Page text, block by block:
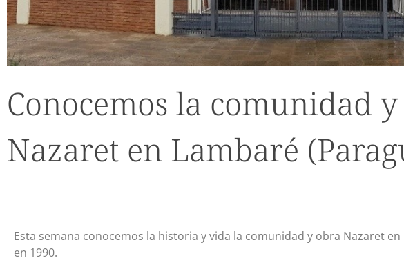
Conocemos la comunidad
Nazaret en Lambaré
Esta semana conocemos la historia y vida la comunidad y obra Nazaret
en 1990.